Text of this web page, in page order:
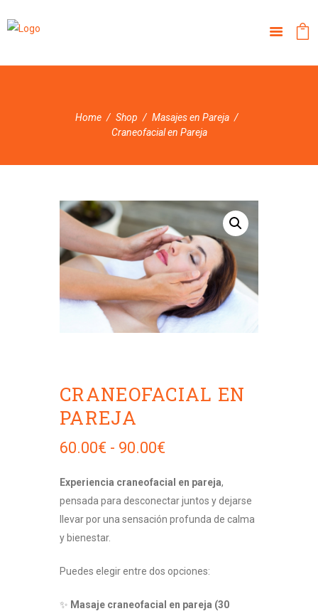
Home Shop
Masajes en Pareja
Craneofacial en Pareja
CRANEOFACIAL EN
PAREJA
60.00€ - 90.00€
precios:
desde
60.00€
Experiencia craneofacial en pareja,
pensada para desconectar juntos y dejarse
llevar por una sensación profunda de calma
y bienestar.
Puedes elegir entre dos opciones:
✨ Masaje craneofacial en pareja (30